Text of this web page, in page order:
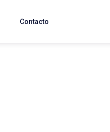
Contacto